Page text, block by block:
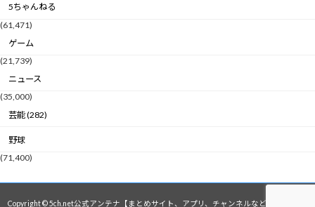
5ちゃんねる
(61,471)
ゲーム
(21,739)
ニュース
(35,000)
芸能 (282)
野球
(71,400)
Copyright © 5ch.net公式アンテナ【まとめサイト、アプリ、チャンネルなど】 All Rights